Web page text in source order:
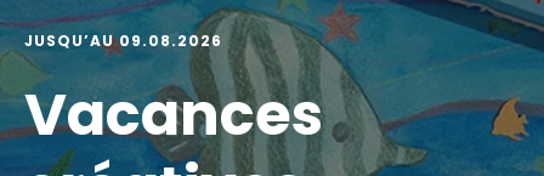
JUSQU’AU 09.08.2026
Vacances